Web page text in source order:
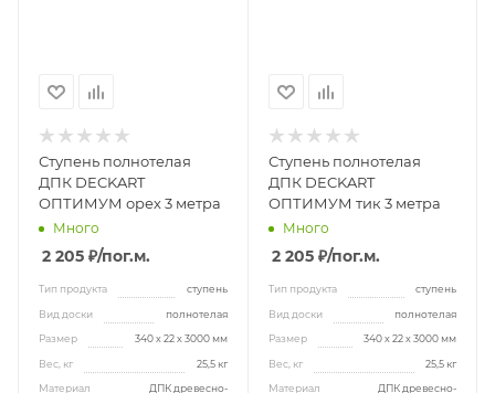
Ступень полнотелая
ДПК DECKART
ОПТИМУМ орех 3 метра
Много
2 205 ₽/пог.м.
Тип продукта ступень
Вид доски полнотелая
Размер 340 х 22 х 3000 мм
Вес, кг 25,5 кг
Материал
ДПК древесно-
Ступень полнотелая
ДПК DECKART
ОПТИМУМ тик 3 метра
Много
2 205 ₽/пог.м.
Тип продукта ступень
Вид доски полнотелая
Размер 340 х 22 х 3000 мм
Вес, кг 25,5 кг
Материал
ДПК древесно-